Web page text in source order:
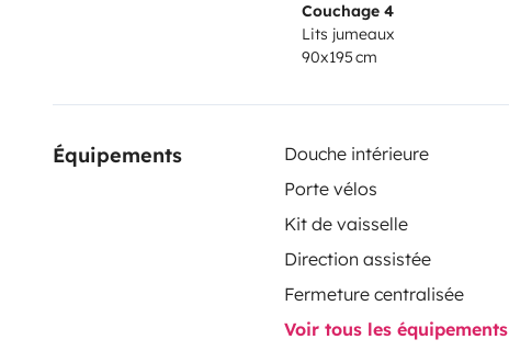
Couchage 4
Lits jumeaux
90x195 cm
Équipements Douche intérieure
Porte vélos
Kit de vaisselle
Direction assistée
Fermeture centralisée
Voir tous les équipements